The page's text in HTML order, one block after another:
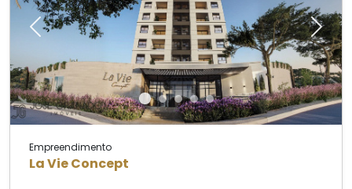
Previous Next
Empreendimento
La Vie Concept